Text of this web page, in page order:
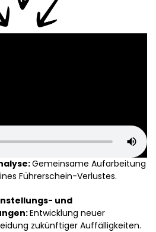
Gemeinsame Aufarbeitung
Führerschein-Verlustes.
und
Entwicklung neuer
zukünftiger Auffälligkeiten.